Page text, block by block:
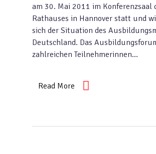
am 30. Mai 2011 im Konferenzsaal
Rathauses in Hannover statt und
sich der Situation des
Deutschland. Das
zahlreichen Teilnehmerinnen…
Read More